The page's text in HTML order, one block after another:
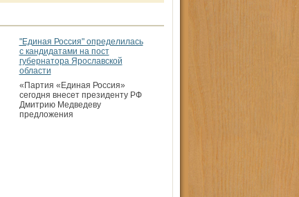
"Единая Россия" определилась
с кандидатами на пост
губернатора Ярославской
области
«Партия «Единая Россия»
сегодня внесет президенту РФ
Дмитрию Медведеву
предложения